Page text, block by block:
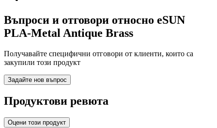
Въпроси и отговори относно eSUN
PLA-Metal Antique Brass
Получавайте специфични отговори от клиенти, които са
закупили този продукт
Задайте нов въпрос
Продуктови ревюта
Оцени този продукт